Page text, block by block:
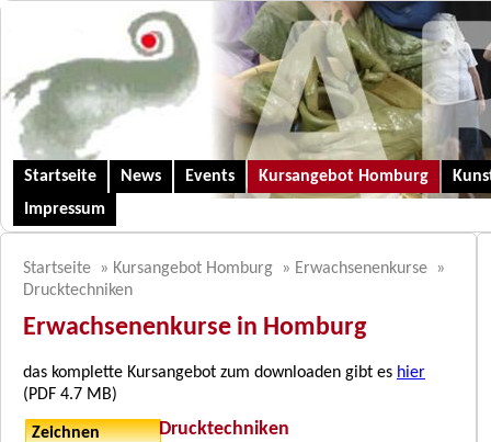
Startseite News Events Kursangebot Homburg
Impressum
Startseite » Kursangebot Homburg » Erwachsenenkurse
»
Drucktechniken
Erwachsenenkurse in Homburg
das komplette Kursangebot zum downloaden gibt es hier
(PDF 4.7 MB)
Zeichnen
Drucktechniken